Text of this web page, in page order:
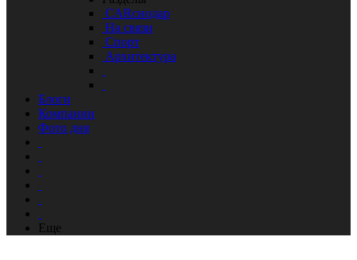
CARснодар
На связи
Спорт
Архитектура
Блоги
Компании
Фото дня
Еще